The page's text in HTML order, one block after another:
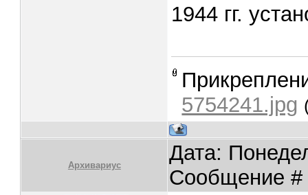
1944 гг.
5754241.jpg
Архивариус
Дата:
Сообщение